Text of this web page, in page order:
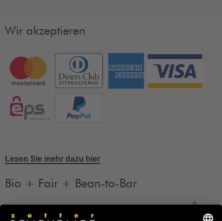
Wir akzeptieren
Lesen Sie mehr dazu hier
Bio + Fair + Bean-to-Bar